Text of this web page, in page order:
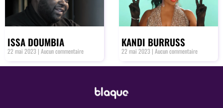
ISSA DOUMBIA
22 mai 2023 Aucun commentaire
KANDI BURRUSS
22 mai 2023 Aucun commentaire